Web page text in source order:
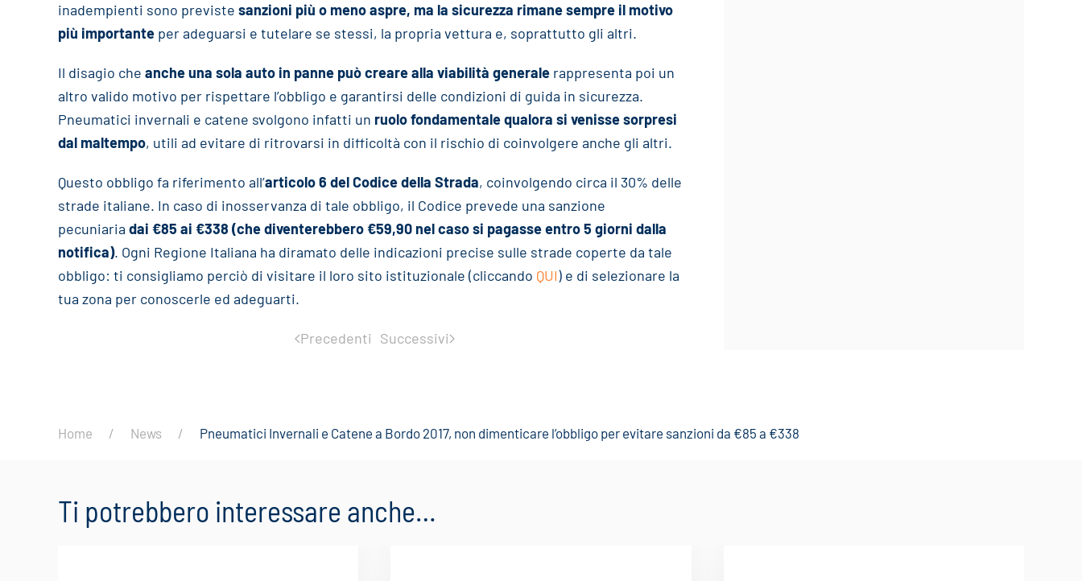
inadempienti sono previste sanzioni più o meno aspre, ma la sicurezza rimane sempre il motivo
più importante per adeguarsi e tutelare se stessi, la propria vettura e, soprattutto gli altri.
Il disagio che anche una sola auto in panne può creare alla viabilità generale rappresenta poi un
altro valido motivo per rispettare l’obbligo e garantirsi delle condizioni di guida in sicurezza.
Pneumatici invernali e catene svolgono infatti un ruolo fondamentale qualora si venisse sorpresi
dal maltempo, utili ad evitare di ritrovarsi in difficoltà con il rischio di coinvolgere anche gli altri.
Questo obbligo fa riferimento all’articolo 6 del Codice della Strada, coinvolgendo circa il 30% delle
strade italiane. In caso di inosservanza di tale obbligo, il Codice prevede una sanzione
pecuniaria dai €85 ai €338 (che diventerebbero €59,90 nel caso si pagasse entro 5 giorni dalla
notifica). Ogni Regione Italiana ha diramato delle indicazioni precise sulle strade coperte da tale
obbligo: ti consigliamo perciò di visitare il loro sito istituzionale (cliccando QUI) e di selezionare la
tua zona per conoscerle ed adeguarti.
Precedenti Successivi
Home News Pneumatici Invernali e Catene a Bordo 2017, non dimenticare l’obbligo per evitare sanzioni da €85 a €338
Ti potrebbero interessare anche…